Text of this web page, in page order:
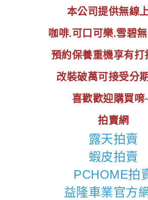
本公司提供無線
咖啡.可口可樂.雪碧
預約保養重機享有打
改裝破萬可接受分
喜歡歡迎購買唷
拍賣網
露天拍賣
蝦皮拍賣
PCHOME拍
益隆車業官方